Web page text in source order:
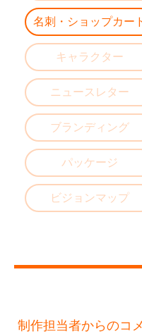
名刺・ショップカー
キャラクター
ニュースレター
ブランディング
パッケージ
ビジョンマップ
制作担当者からのコ